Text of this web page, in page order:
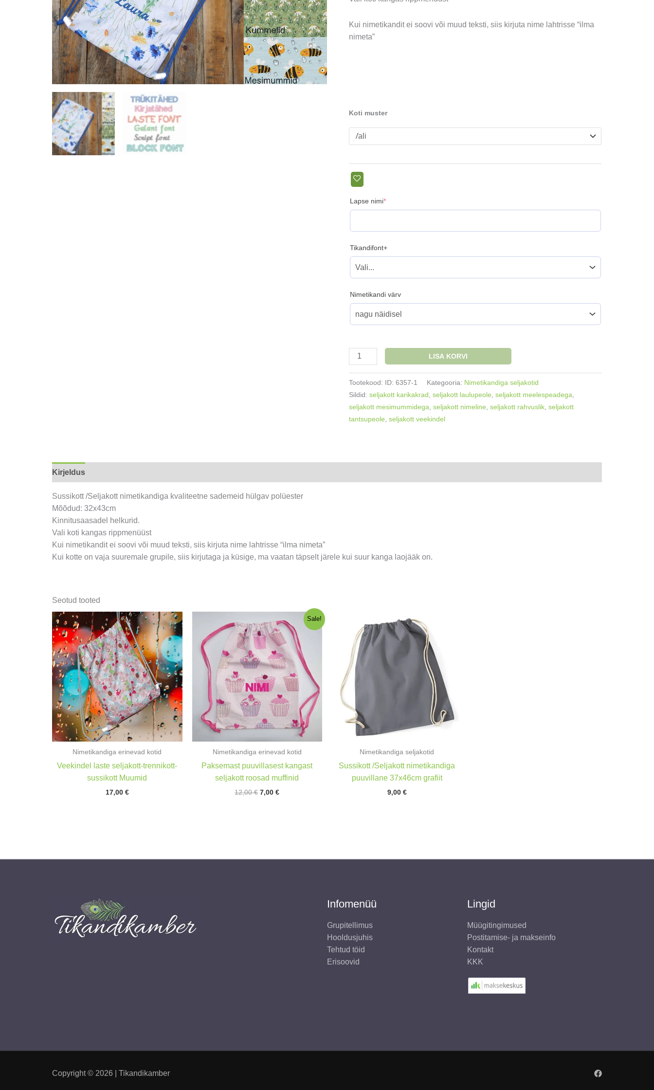
Kui nimetikandit ei soovi või muud teksti, siis kirjuta nime lahtrisse “ilma
nimeta”
Koti muster
Lapse nimi*(required)
Tikandifont+
Nimetikandi värv
Seljakott
veekindel
LISA KORVI
Tootekood: ID: 6357-1 Kategooria: Nimetikandiga seljakotid
Sildid:seljakott karikakrad ,seljakott laulupeole ,seljakott meelespeadega
seljakott mesimummidega ,seljakott nimeline ,seljakott rahvuslik ,seljakott
tantsupeole ,seljakott veekindel
Kirjeldus
Sussikott /Seljakott nimetikandiga kvaliteetne sademeid hülgav polüester
Mõõdud: 32x43cm
Kinnitusaasadel helkurid.
Vali koti kangas rippmenüüst
Kui nimetikandit ei soovi või muud teksti, siis kirjuta nime lahtrisse “ilma nimeta”
Kui kotte on vaja suuremale grupile, siis kirjutaga ja küsige, ma vaatan täpselt järele kui suur kanga laojääk on.
Seotud tooted
Nimetikandiga erinevad kotid
Veekindel laste seljakott-trennikott-
sussikott Muumid
17,00 €
Sale!
Nimetikandiga erinevad kotid
Paksemast puuvillasest kangast
seljakott roosad muffinid
12,00€ Algne
7,00€Praegune
Nimetikandiga seljakotid
Sussikott /Seljakott nimetikandiga
puuvillane 37x46cm grafiit
9,00 €
Infomenüü
Grupitellimus
Hooldusjuhis
Tehtud töid
Erisoovid
Lingid
Müügitingimused
Postitamise- ja makseinfo
Kontakt
KKK
Copyright © 2026 | Tikandikamber